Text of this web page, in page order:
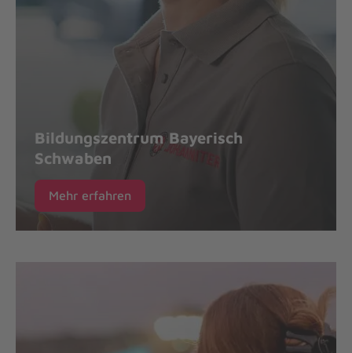
Bildungszentrum Bayerisch
Schwaben
Mehr erfahren